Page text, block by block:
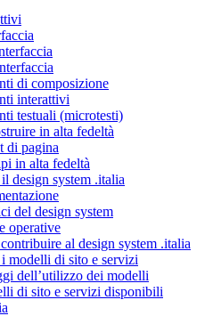
di composizione
interattivi
testuali (microtesti)
in alta fedeltà
di pagina
in alta fedeltà
design system .italia
del design system
operative
al design system .italia
modelli di sito e servizi
dell’utilizzo dei modelli
di sito e servizi disponibili